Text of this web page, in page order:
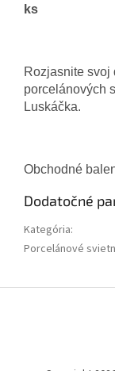
ks
Rozjasnite svoj
porcelánových
Luskáčka.
Obchodné
Dodatočné
Kategória:
Porcelánové